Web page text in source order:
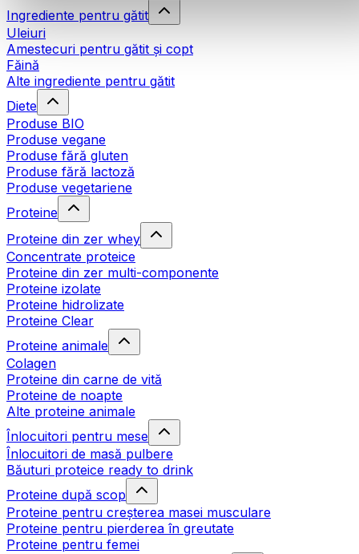
Ingrediente pentru gătit
Uleiuri
Amestecuri pentru gătit și copt
Făină
Alte ingrediente pentru gătit
Diete
Produse BIO
Produse vegane
Produse fără gluten
Produse fără lactoză
Produse vegetariene
Proteine
Proteine din zer whey
Concentrate proteice
Proteine din zer multi-componente
Proteine izolate
Proteine hidrolizate
Proteine Clear
Proteine animale
Colagen
Proteine din carne de vită
Proteine de noapte
Alte proteine animale
Înlocuitori pentru mese
Înlocuitori de masă pulbere
Băuturi proteice ready to drink
Proteine după scop
Proteine pentru creșterea masei musculare
Proteine pentru pierderea în greutate
Proteine pentru femei